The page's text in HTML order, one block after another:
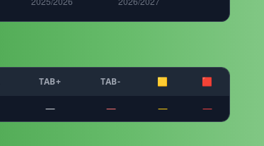
TAB+ TAB- 🟨 🟥
— — — —